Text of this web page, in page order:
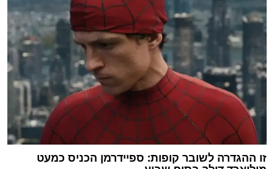
זו ההגדרה לשובר קופות: ספיידרמן הכניס כמעט